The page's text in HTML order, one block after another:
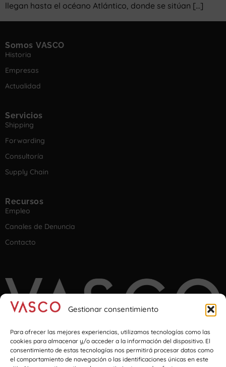
Gestionar consentimiento
Para ofrecer las mejores experiencias, utilizamos tecnologías como las
cookies para almacenar y/o acceder a la información del dispositivo. El
consentimiento de estas tecnologías nos permitirá procesar datos como
el comportamiento de navegación o las identificaciones únicas en este
llegan hasta el océano Atlántico, donde se sitúan […]
Somos VASCO
Historia
Empresas
Actualidad
Servicios
Shipping
Forwarding
Consultoría
Supply Chain
Recursos
Empleo
Canales de Denuncia
Contacto
Imagination at transport & logistics